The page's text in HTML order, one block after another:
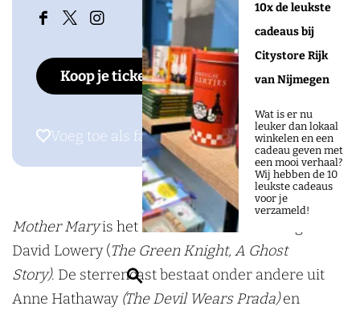
10x de leukste
cadeaus bij
Citystore Rijk
van Nijmegen
Wat is er nu
leuker dan lokaal
winkelen en een
cadeau geven met
een mooi verhaal?
Wij hebben de 10
leukste cadeaus
voor je
verzameld!
Z
o
r
M
a
r
y
o
h
e
M
M
t
h
r
y
h
r
M
r
o
t
e
r
y
F
e
b
o
o
L
U
X
X
U
X
I
s
t
r
m
L
U
X
Koop je tickets
Voeg toe als favoriet
Voeg toe als favoriet
Mother Maryis het nieuwste drama van regisseur
David Lowery (The Green Knight, A Ghost
Story). De sterrencast bestaat onder andere uit
Anne Hathaway (The Devil Wears Prada)en